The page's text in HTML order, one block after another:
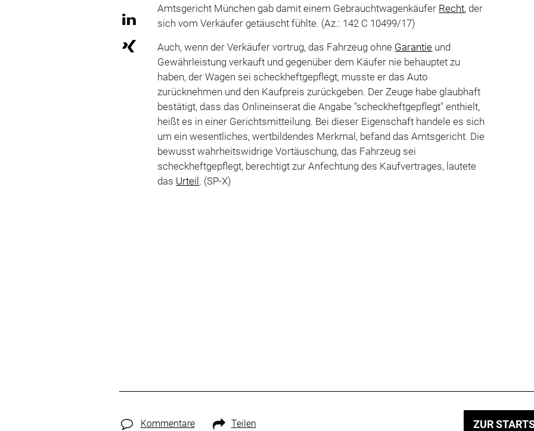
Amtsgericht München gab damit einem Gebrauchtwagenkäufer Recht, der
sich vom Verkäufer getäuscht fühlte. (Az.: 142 C 10499/17)
Auch, wenn der Verkäufer vortrug, das Fahrzeug ohne Garantie und
Gewährleistung verkauft und gegenüber dem Käufer nie behauptet zu
haben, der Wagen sei scheckheftgepflegt, musste er das Auto
zurücknehmen und den Kaufpreis zurückgeben. Der Zeuge habe glaubhaft
bestätigt, dass das Onlineinserat die Angabe "scheckheftgepflegt" enthielt,
heißt es in einer Gerichtsmitteilung. Bei dieser Eigenschaft handele es sich
um ein wesentliches, wertbildendes Merkmal, befand das Amtsgericht. Die
bewusst wahrheitswidrige Vortäuschung, das Fahrzeug sei
scheckheftgepflegt, berechtigt zur Anfechtung des Kaufvertrages, lautete
das Urteil. (SP-X)
Kommentare Teilen ZUR